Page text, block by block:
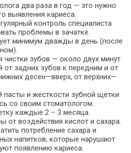
два раза в год — это нужно
выявления кариеса.
контроль специалиста
проблемы в зачатке.
минимум дважды в день (после
чистки зубов — около двух минут
от задних зубов к передним и от
десен—вверх, от верхних—
и жесткости зубной щетки
со своим стоматологом.
каждые 2 – 3 месяца.
от воздействия кислот и сахара.
потребление сахара и
напитков, которые нарушают
появлению кариеса.